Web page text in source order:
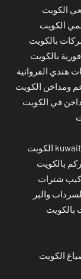
الكويت
الكويت
بالكويت
بالكويت
هندي الفروانية
ومداخن الكويت
في الكويت
بالكويت
شترات
والبر
بالكويت
الكويت